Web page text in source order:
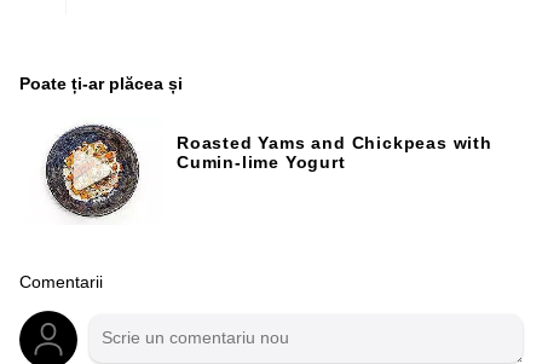
Poate ți-ar plăcea și
Roasted Yams and Chickpeas with
Cumin-lime Yogurt
Comentarii